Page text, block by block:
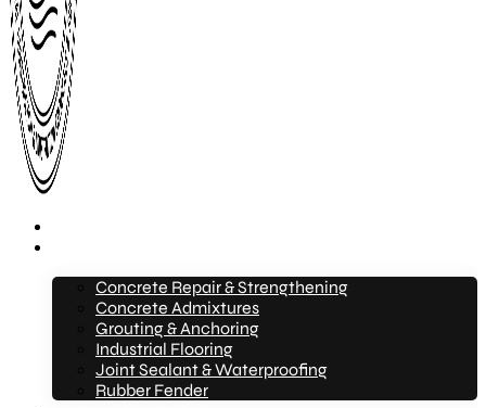
Concrete Repair & Strengthening
Concrete Admixtures
Grouting & Anchoring
Industrial Flooring
Joint Sealant & Waterproofing
Rubber Fender